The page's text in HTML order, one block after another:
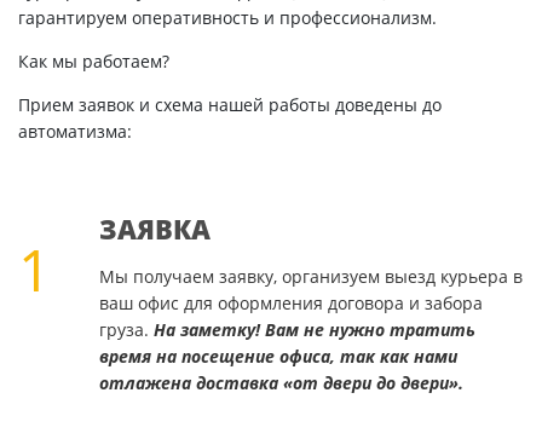
гарантируем оперативность и профессионализм.
Как мы работаем?
Прием заявок и схема нашей работы доведены до
автоматизма:
1
ЗАЯВКА
Мы получаем заявку, организуем выезд курьера в
ваш офис для оформления договора и забора
груза. На заметку! Вам не нужно тратить
время на посещение офиса, так как нами
отлажена доставка «от двери до двери».